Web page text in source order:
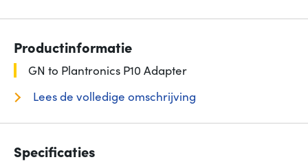
Productinformatie
GN to Plantronics P10 Adapter
Lees de volledige omschrijving
Specificaties